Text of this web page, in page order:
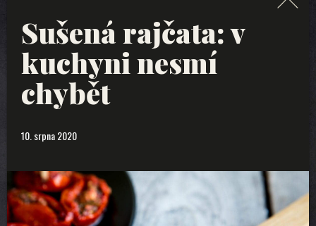
Sušená rajčata: v
kuchyni nesmí
chybět
10. srpna 2020